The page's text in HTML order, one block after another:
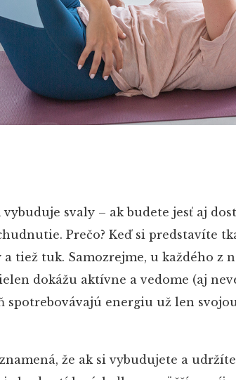
svaly – ak budete jesť aj
Prečo? Keď si predstavíte
tiež tuk. Samozrejme, u každého z
dokážu aktívne a vedome (aj
spotrebovávajú energiu už len
že ak si vybudujete a